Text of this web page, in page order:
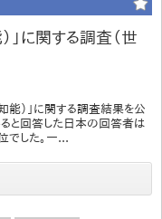
」に関する調査（世
能）」に関する調査結果を公
と回答した日本の回答者は
でした。一...